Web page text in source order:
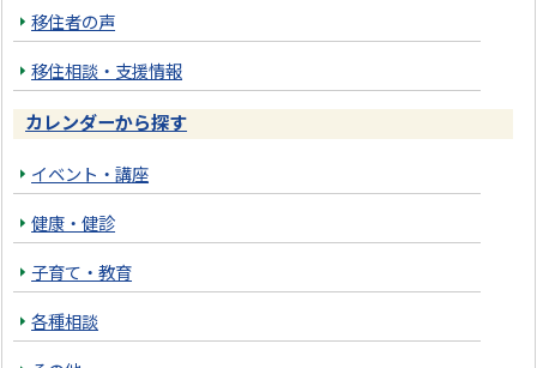
移住者の声
移住相談・支援情報
カレンダーから探す
イベント・講座
健康・健診
子育て・教育
各種相談